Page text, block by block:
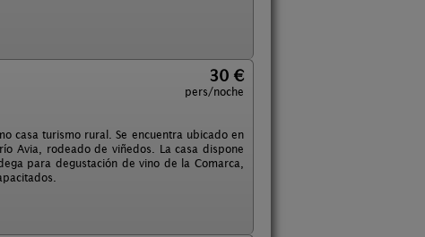
30 €
pers/noche
casa turismo rural. Se encuentra ubicado en
Avia, rodeado de viñedos. La casa dispone
para degustación de vino de la Comarca,